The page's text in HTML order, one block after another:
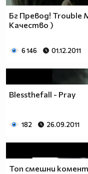
Бг Превод! Trouble
Качество )
6 146 01.12.2011
Blessthefall - Pray
182 26.09.2011
Топ смешни